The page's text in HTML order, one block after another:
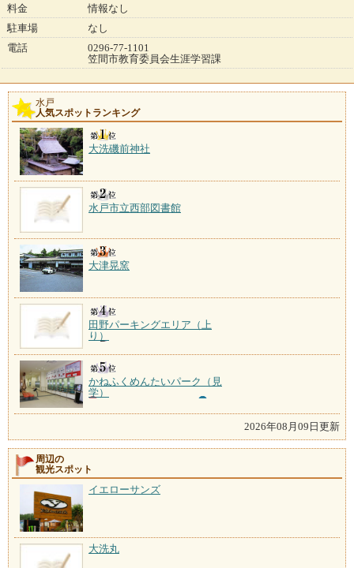
料金
情報なし
駐車場
なし
電話
0296-77-1101
笠間市教育委員会生涯学習課
水戸
人気スポットランキング
大洗磯前神社
水戸市立西部図書館
大津晃窯
田野パーキングエリア（上
り）
かねふくめんたいパーク（見
学）
2026年08月09日更新
周辺の
観光スポット
イエローサンズ
大洗丸